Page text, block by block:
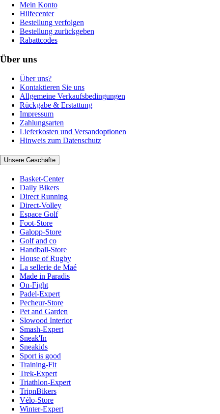
Mein Konto
Hilfecenter
Bestellung verfolgen
Bestellung zurückgeben
Rabattcodes
Über uns
Über uns?
Kontaktieren Sie uns
Allgemeine Verkaufsbedingungen
Rückgabe & Erstattung
Impressum
Zahlungsarten
Lieferkosten und Versandoptionen
Hinweis zum Datenschutz
Unsere Geschäfte
Basket-Center
Daily Bikers
Direct Running
Direct-Volley
Espace Golf
Foot-Store
Galopp-Store
Golf and co
Handball-Store
House of Rugby
La sellerie de Maé
Made in Paradis
On-Fight
Padel-Expert
Pecheur-Store
Pet and Garden
Slowood Interior
Smash-Expert
Sneak'In
Sneakids
Sport is good
Training-Fit
Trek-Expert
Triathlon-Expert
TripnBikers
Vélo-Store
Winter-Expert